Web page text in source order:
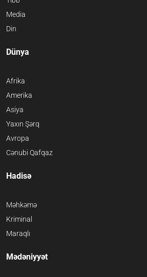
Media
Din
Dünya
Afrika
Amerika
Asiya
Yaxın Şərq
Avropa
Cənubi Qafqaz
Hadisə
Məhkəmə
Kriminal
Maraqlı
Mədəniyyət